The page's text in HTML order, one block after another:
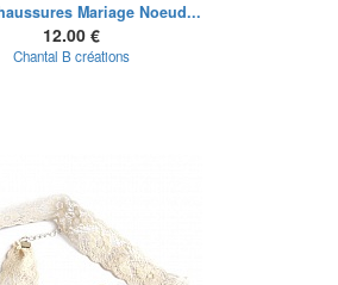
Mariage Noeud...
12.00 €
Chantal B créations